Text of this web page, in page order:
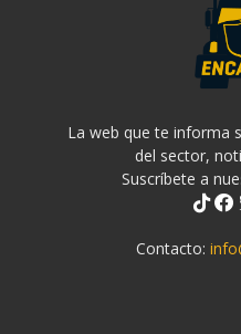
La web que te informa
del sector,
Suscríbete a
Contacto: